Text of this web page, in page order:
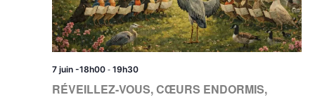
RÉVEILLEZ-VOUS, CŒURS ENDORMIS,
7 juin -18h00- 19h30